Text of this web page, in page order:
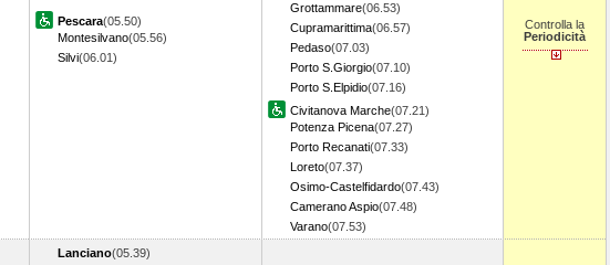
Pescara(05.50)
Montesilvano(05.56)
Silvi(06.01)
Grottammare(06.53)
Cupramarittima(06.57)
Pedaso(07.03)
Porto S.Giorgio(07.10)
Porto S.Elpidio(07.16)
Civitanova Marche(07.21)
Potenza Picena(07.27)
Porto Recanati(07.33)
Loreto(07.37)
Osimo-Castelfidardo(07.43)
Camerano Aspio(07.48)
Varano(07.53)
Controlla la
Periodicità
Lanciano(05.39)